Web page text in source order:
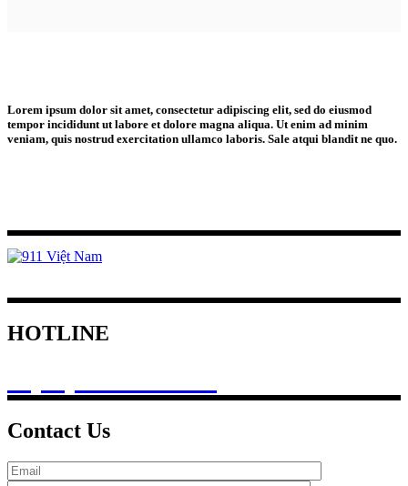
Lorem ipsum dolor sit amet, consectetur adipiscing elit, sed do eiusmod
tempor incididunt ut labore et dolore magna aliqua. Ut enim ad minim
veniam, quis nostrud exercitation ullamco laboris. Sale atqui blandit ne quo.
HOTLINE
Contact Us